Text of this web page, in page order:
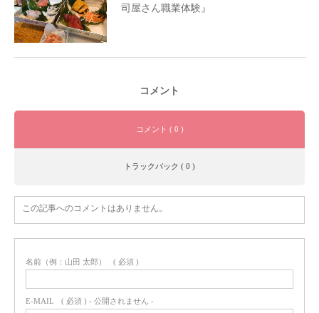
司屋さん職業体験』
コメント
コメント ( 0 )
トラックバック ( 0 )
この記事へのコメントはありません。
名前（例：山田 太郎） ( 必須 )
E-MAIL ( 必須 ) - 公開されません -